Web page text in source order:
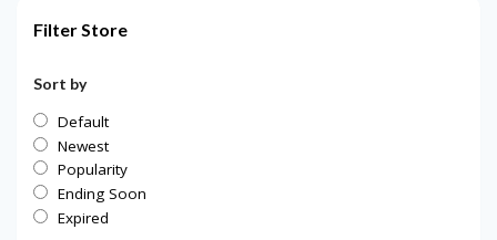
Filter Store
Sort by
Default
Newest
Popularity
Ending Soon
Expired